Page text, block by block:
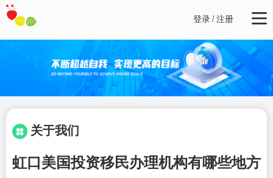
登录/注册
关于我们
虹口美国投资移民办理机构有哪些地方